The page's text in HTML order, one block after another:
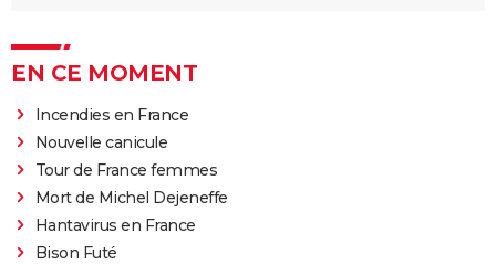
EN CE MOMENT
Incendies en France
Nouvelle canicule
Tour de France femmes
Mort de Michel Dejeneffe
Hantavirus en France
Bison Futé